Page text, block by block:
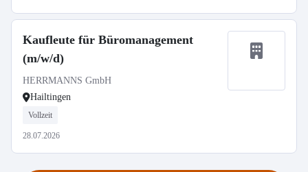
Kaufleute für Büromanagement
(m/w/d)
HERRMANNS GmbH
Hailtingen
Vollzeit
28.07.2026